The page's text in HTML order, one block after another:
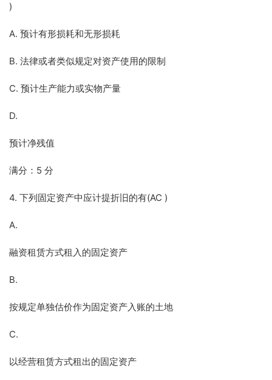
)
A. 预计有形损耗和无形损耗
B. 法律或者类似规定对资产使用的限制
C. 预计生产能力或实物产量
D.
预计净残值
满分：5 分
4. 下列固定资产中应计提折旧的有(AC )
A.
融资租赁方式租入的固定资产
B.
按规定单独估价作为固定资产入账的土地
C.
以经营租赁方式租出的固定资产